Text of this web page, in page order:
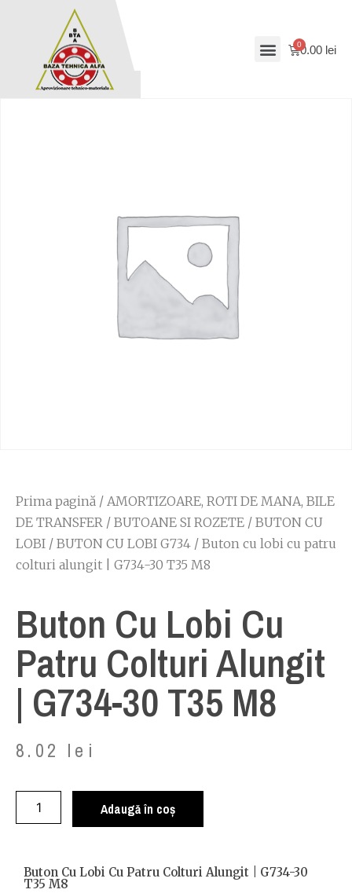
0.00 lei
Prima pagină / AMORTIZOARE, ROTI DE MANA, BILE
DE TRANSFER / BUTOANE SI ROZETE / BUTON CU
LOBI / BUTON CU LOBI G734 / Buton cu lobi cu patru
colturi alungit | G734-30 T35 M8
Buton Cu Lobi Cu
Patru Colturi Alungit
| G734-30 T35 M8
8.02 lei
Adaugă în coș
Buton Cu Lobi Cu Patru Colturi Alungit | G734-30
T35 M8